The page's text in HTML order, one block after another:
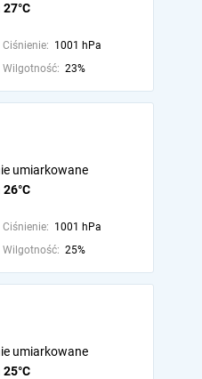
27°C
Ciśnienie: 1001 hPa
Wilgotność: 23%
26°C
umiarkowane
Ciśnienie: 1001 hPa
Wilgotność: 25%
25°C
umiarkowane